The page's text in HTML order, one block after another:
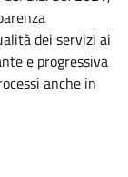
dei servizi ai
e progressiva
anche in